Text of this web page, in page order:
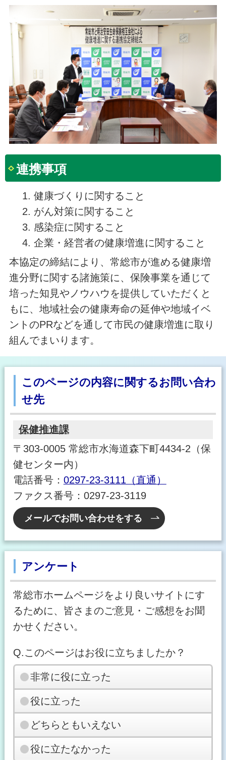
連携事項
健康づくりに関すること
がん対策に関すること
感染症に関すること
企業・経営者の健康増進に関すること
本協定の締結により、常総市が進める健康増
進分野に関する諸施策に、保険事業を通じて
培った知見やノウハウを提供していただくと
もに、地域社会の健康寿命の延伸や地域イベ
ントのPRなどを通して市民の健康増進に取り
組んでまいります。
このページの内容に関するお問い合わ
せ先
保健推進課
〒303-0005 常総市水海道森下町4434-2（保
健センター内）
電話番号： 0297-23-3111（直通）
ファクス番号：0297-23-3119
メールでお問い合わせをする
アンケート
常総市ホームページをより良いサイトにす
るために、皆さまのご意見・ご感想をお聞
かせください。
Q.このページはお役に立ちましたか？
非常に役に立った
役に立った
どちらともいえない
役に立たなかった